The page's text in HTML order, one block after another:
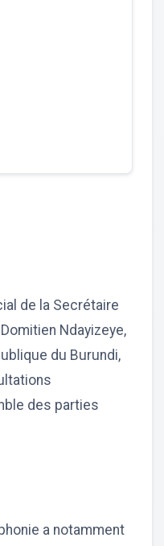
de la Secrétaire
Ndayizeye,
du Burundi,
des parties
a notamment